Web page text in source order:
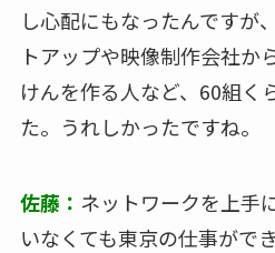
し心配にもなったんですが
トアップや映像制作会社か
けんを作る人など、60組く
た。うれしかったですね。
佐藤： ネットワークを上手
いなくても東京の仕事がで